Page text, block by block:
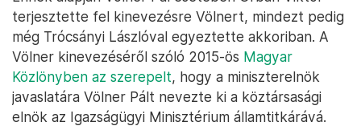
terjesztette fel kinevezésre Völnert, mindezt pedig
még Trócsányi Lászlóval egyeztette akkoriban. A
Völner kinevezéséről szóló 2015-ös Magyar
Közlönyben az szerepelt, hogy a miniszterelnök
javaslatára Völner Pált nevezte ki a köztársasági
elnök az Igazságügyi Minisztérium államtitkárává.